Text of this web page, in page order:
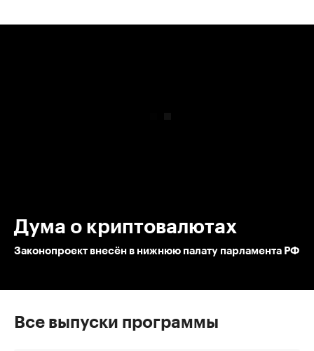
Дума о криптовалютах
Законопроект внесён в нижнюю палату парламента РФ
Все выпуски программы